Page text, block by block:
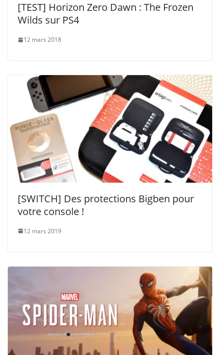
[TEST] Horizon Zero Dawn : The Frozen
Wilds sur PS4
12 mars 2018
[SWITCH] Des protections Bigben pour
votre console !
12 mars 2019